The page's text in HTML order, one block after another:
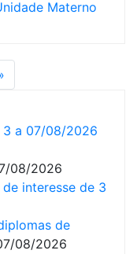
Materno
3 a 07/08/2026
08/2026
interesse de 3
de
08/2026